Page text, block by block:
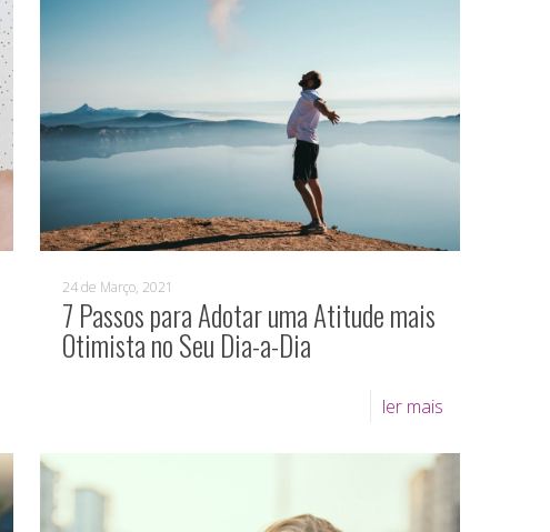
24 de Março, 2021
7 Passos para Adotar uma Atitude mais
Otimista no Seu Dia-a-Dia
ler mais